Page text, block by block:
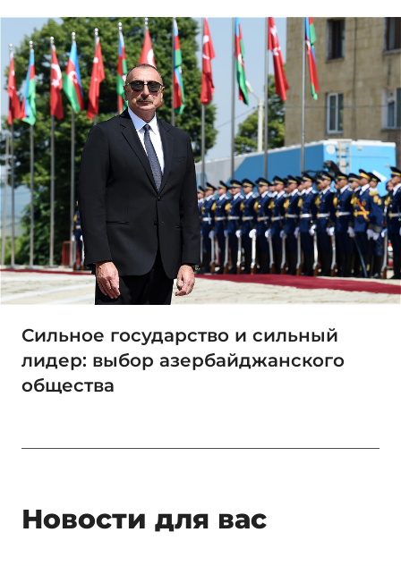
Сильное государство и сильный
лидер: выбор азербайджанского
общества
Новости для вас